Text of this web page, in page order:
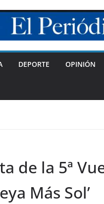
DEPORTE OPINIÓN
de la 5ª
Más Sol’